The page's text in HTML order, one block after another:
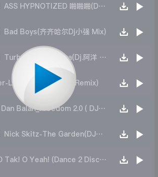
【沈风单曲】ASS HYPNOTIZED 啪啪啪(DJ禄芷琦 Mix).mp3
Bad Boys(齐齐哈尔Dj小强 Mix)
【沈风外文】Turbotronic - Playa(Dj.阿洋 Remix)
LaCintura(AlienCutRemix)
【夜 未 央】Dan Balan_Freedom 2.0 ( DJ小秋 Mix）
【沈风单曲】Nick Skitz-The Garden(DJ小志 Mix)
D-Bomb - O Tak! O Yeah! (Dance 2 Disco DJ Tool)